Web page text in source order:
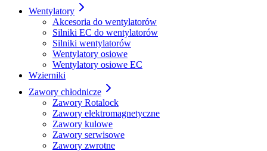
Wentylatory
Akcesoria do wentylatorów
Silniki EC do wentylatorów
Silniki wentylatorów
Wentylatory osiowe
Wentylatory osiowe EC
Wzierniki
Zawory chłodnicze
Zawory Rotalock
Zawory elektromagnetyczne
Zawory kulowe
Zawory serwisowe
Zawory zwrotne